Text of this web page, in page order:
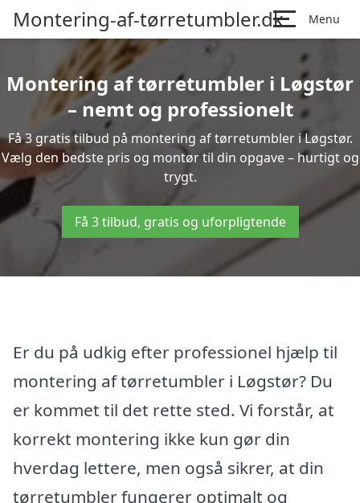
Montering-af-tørretumbler.dk Menu
Montering af tørretumbler i Løgstør
– nemt og professionelt
Få 3 gratis tilbud på montering af tørretumbler i Løgstør.
Vælg den bedste pris og montør til din opgave – hurtigt og
trygt.
Få 3 tilbud, gratis og uforpligtende
Er du på udkig efter professionel hjælp til
montering af tørretumbler i Løgstør? Du
er kommet til det rette sted. Vi forstår, at
korrekt montering ikke kun gør din
hverdag lettere, men også sikrer, at din
tørretumbler fungerer optimalt og